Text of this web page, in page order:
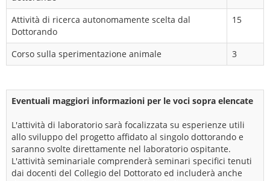
Attività di ricerca autonomamente scelta dal
Dottorando
15
Corso sulla sperimentazione animale 3
Eventuali maggiori informazioni per le voci sopra elencate
L'attività di laboratorio sarà focalizzata su esperienze utili
allo sviluppo del progetto affidato al singolo dottorando e
saranno svolte direttamente nel laboratorio ospitante.
L'attività seminariale comprenderà seminari specifici tenuti
dai docenti del Collegio del Dottorato ed includerà anche